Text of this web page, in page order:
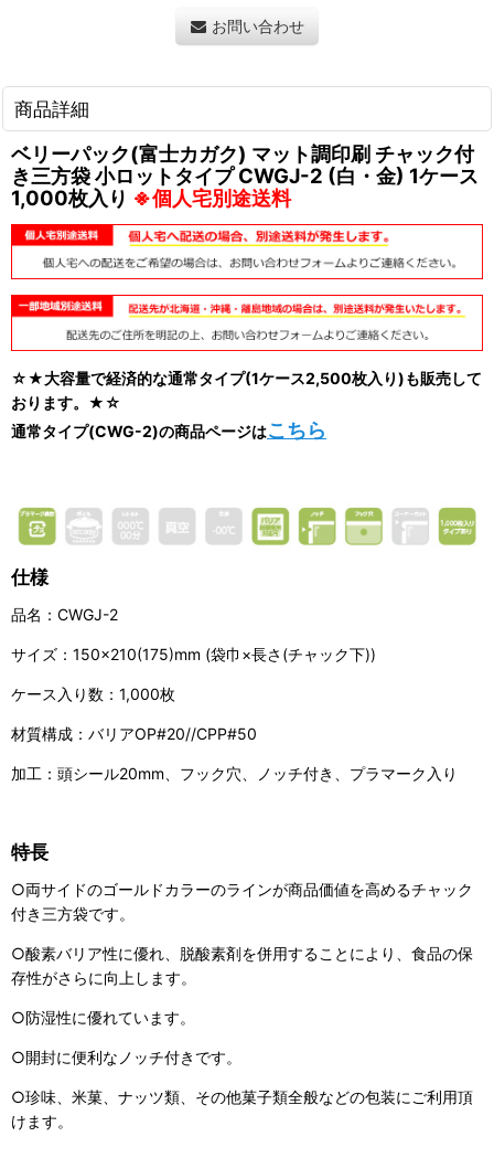
お問い合わせ
商品詳細
ベリーパック(富士カガク) マット調印刷 チャック付
き三方袋 小ロットタイプ CWGJ-2 (白・金) 1ケース
1,000枚入り ※個人宅別途送料
☆★大容量で経済的な通常タイプ(1ケース2,500枚入り)も販売して
おります。★☆
通常タイプ(CWG-2)の商品ページはこちら
仕様
品名：CWGJ-2
サイズ：150×210(175)mm (袋巾×長さ(チャック下))
ケース入り数：1,000枚
材質構成：バリアOP#20//CPP#50
加工：頭シール20mm、フック穴、ノッチ付き、プラマーク入り
特長
○両サイドのゴールドカラーのラインが商品価値を高めるチャック
付き三方袋です。
○酸素バリア性に優れ、脱酸素剤を併用することにより、食品の保
存性がさらに向上します。
○防湿性に優れています。
○開封に便利なノッチ付きです。
○珍味、米菓、ナッツ類、その他菓子類全般などの包装にご利用頂
けます。